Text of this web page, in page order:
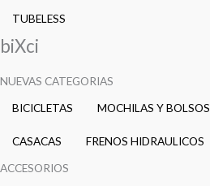
TUBELESS
biXci
NUEVAS CATEGORIAS
BICICLETAS
MOCHILAS Y BOLSOS
CASACAS
FRENOS HIDRAULICOS
ACCESORIOS